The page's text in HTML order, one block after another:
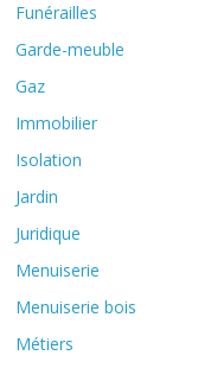
Funérailles
Garde-meuble
Gaz
Immobilier
Isolation
Jardin
Juridique
Menuiserie
Menuiserie bois
Métiers